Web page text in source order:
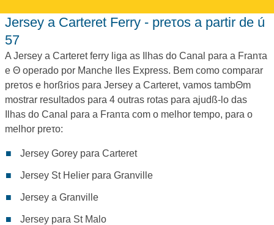
Jersey a Carteret Ferry - preτos a partir de ú
57
A Jersey a Carteret ferry liga as Ilhas do Canal para a Franτa
e Θ operado por Manche Iles Express. Bem como comparar
preτos e horßrios para Jersey a Carteret, vamos tambΘm
mostrar resultados para 4 outras rotas para ajudß-lo das
Ilhas do Canal para a Franτa com o melhor tempo, para o
melhor preτo:
Jersey Gorey para Carteret
Jersey St Helier para Granville
Jersey a Granville
Jersey para St Malo